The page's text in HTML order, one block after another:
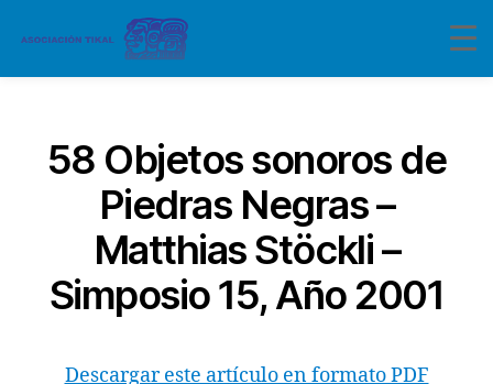
58 Objetos sonoros de
Piedras Negras –
Matthias Stöckli –
Simposio 15, Año 2001
Descargar este artículo en formato PDF